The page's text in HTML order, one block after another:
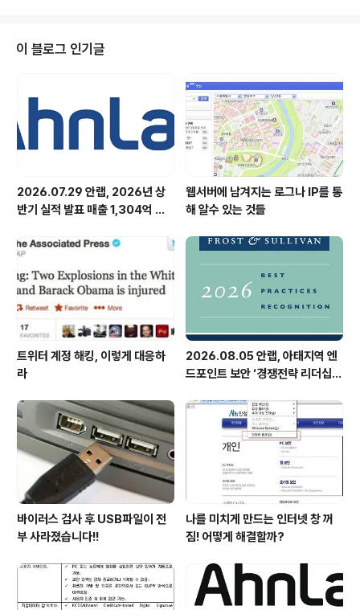
4(금)까지 나흘간 안랩 기술지원본부 임직원의 역량 강화
를 위해 개최한 ‘기술지원본부 스쿨’을 성료했다. 이번 행사
업무 관련 지식을 확장함으로써 더 나은 대고객 기술지원
서비스를 제공하기 위해 기획됐다. * 안랩 기술지원본부:
보안 솔루션..
이 블로그 인기글
2026.07.29 안랩, 2026년 상
반기 실적 발표 매출 1,304억 원,
웹서버에 남겨지는 로그나 IP를 통
해 알수 있는 것들
트위터 계정 해킹, 이렇게 대응하
라
2026.08.05 안랩, 아태지역 엔
드포인트 보안 ‘경쟁전략 리더십’
바이러스 검사 후 USB파일이 전
부 사라졌습니다!!
나를 미치게 만드는 인터넷 창 꺼
짐! 어떻게 해결할까?